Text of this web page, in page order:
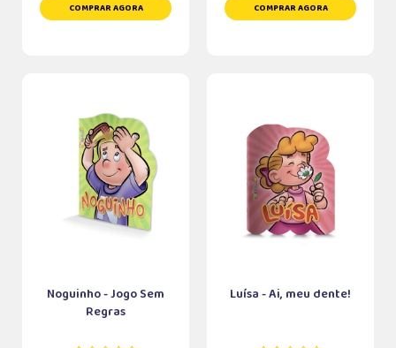
COMPRAR AGORA COMPRAR AGORA
Noguinho - Jogo Sem
Regras
Luísa - Ai, meu dente!